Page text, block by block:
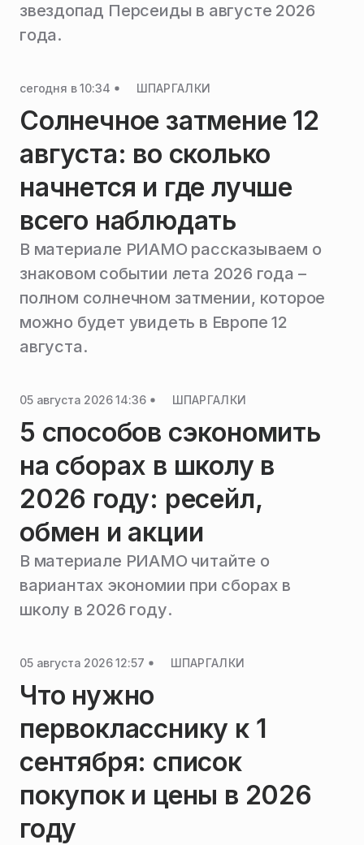
звездопад Персеиды в августе 2026
года.
сегодня в 10:34 ШПАРГАЛКИ
Солнечное затмение 12
августа: во сколько
начнется и где лучше
всего наблюдать
В материале РИАМО рассказываем о
знаковом событии лета 2026 года –
полном солнечном затмении, которое
можно будет увидеть в Европе 12
августа.
05 августа 2026 14:36 ШПАРГАЛКИ
5 способов сэкономить
на сборах в школу в
2026 году: ресейл,
обмен и акции
В материале РИАМО читайте о
вариантах экономии при сборах в
школу в 2026 году.
05 августа 2026 12:57 ШПАРГАЛКИ
Что нужно
первокласснику к 1
сентября: список
покупок и цены в 2026
году